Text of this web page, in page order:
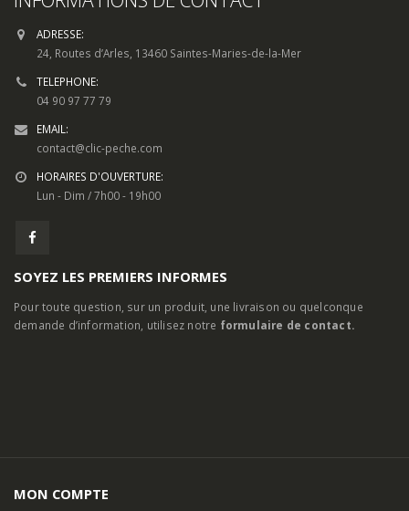
ADRESSE:
24, Routes d’Arles, 13460 Saintes-Maries-de-la-Mer
TELEPHONE:
04 90 97 77 79
EMAIL:
contact@clic-peche.com
HORAIRES D'OUVERTURE:
Lun - Dim / 7h00 - 19h00
SOYEZ LES PREMIERS INFORMES
Pour toute question, sur un produit, une livraison ou quelconque
demande d’information, utilisez notre formulaire de contact.
MON COMPTE